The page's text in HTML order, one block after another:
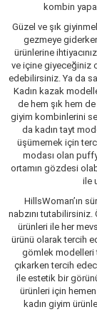
kombin
Güzel ve şık
gezmeye
ürünlerine
ve içine giyeceğiniz
edebilirsiniz. Ya da
Kadın kazak
de hem şık hem
giyim kombinlerini
da kadın tayt
üşümemek için
modası olan
ortamın gözdesi
ile
HillsWoman’ın
nabzını
ürünleri ile her
ürünü olarak tercih
gömlek modelleri
çıkarken tercih
ile estetik bir
ürünleri için
kadın giyim